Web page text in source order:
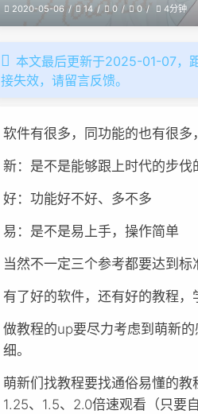
2020-05-06 14 0 0 4分钟
本文最后更新于2025-01-07，
接失效，请留言反馈。
软件有很多，同功能的也有很
新：是不是能够跟上时代的步伐
好：功能好不好、多不多
易：是不是易上手，操作简单
当然不一定三个参考都要达到标
有了好的软件，还有好的教程，
做教程的up要尽力考虑到萌新
细。
萌新们找教程要找通俗易懂的
1.25、1.5、2.0倍速观看（只要